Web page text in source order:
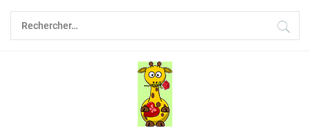
Skip
content
Rechercher :